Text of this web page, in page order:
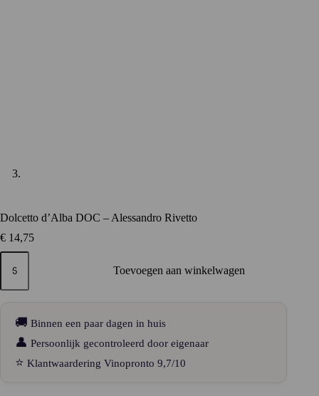
Dolcetto d’Alba DOC – Alessandro Rivetto
€ 14,75
Dolcetto
d’Alba
–
Rivetto
aantal
Toevoegen aan winkelwagen
🚚 Binnen een paar dagen in huis
👤 Persoonlijk gecontroleerd door eigenaar
⭐ Klantwaardering Vinopronto 9,7/10